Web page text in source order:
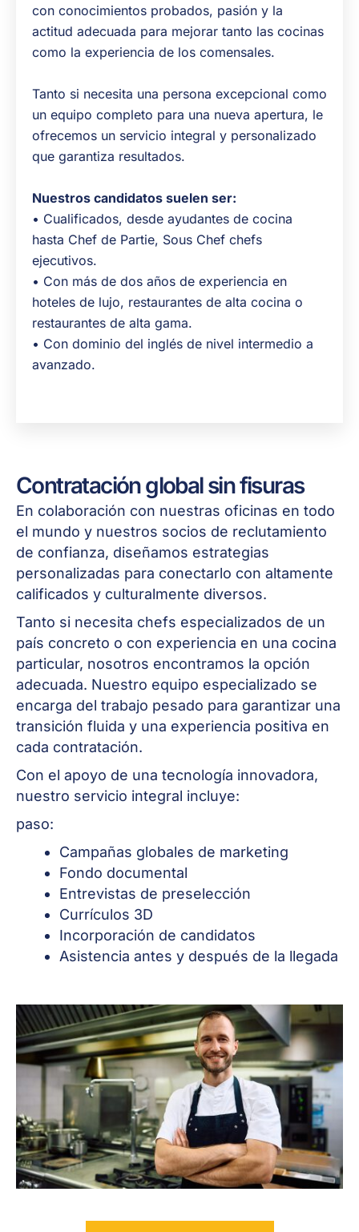
con conocimientos probados, pasión y la
actitud adecuada para mejorar tanto las cocinas
como la experiencia de los comensales.
Tanto si necesita una persona excepcional como
un equipo completo para una nueva apertura, le
ofrecemos un servicio integral y personalizado
que garantiza resultados.
Nuestros candidatos suelen ser:
• Cualificados, desde ayudantes de cocina
hasta Chef de Partie, Sous Chef chefs
ejecutivos.
• Con más de dos años de experiencia en
hoteles de lujo, restaurantes de alta cocina o
restaurantes de alta gama.
• Con dominio del inglés de nivel intermedio a
avanzado.
Contratación global sin fisuras
En colaboración con nuestras oficinas en todo
el mundo y nuestros socios de reclutamiento
de confianza, diseñamos estrategias
personalizadas para conectarlo con altamente
calificados y culturalmente diversos.
Tanto si necesita chefs especializados de un
país concreto o con experiencia en una cocina
particular, nosotros encontramos la opción
adecuada. Nuestro equipo especializado se
encarga del trabajo pesado para garantizar una
transición fluida y una experiencia positiva en
cada contratación.
Con el apoyo de una tecnología innovadora,
nuestro servicio integral incluye:
paso:
Campañas globales de marketing
Fondo documental
Entrevistas de preselección
Currículos 3D
Incorporación de candidatos
Asistencia antes y después de la llegada